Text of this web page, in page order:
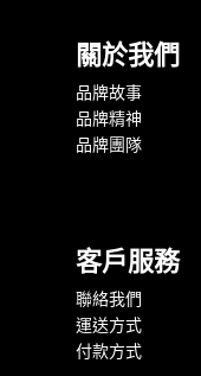
關於我們
品牌故事
品牌精神
品牌團隊
客戶服務
聯絡我們
運送方式
付款方式